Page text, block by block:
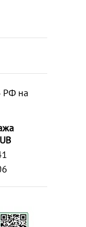
РФ на